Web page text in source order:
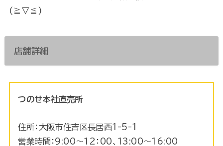
(≧▽≦)
店舗詳細
つのせ本社直売所
住所：大阪市住吉区長居西1-5-1
営業時間：9:00〜12：00、13:00～16:00